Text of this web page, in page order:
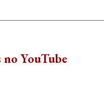
no YouTube